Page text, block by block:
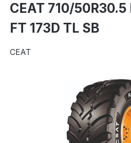
CEAT 710/50R30.5
FT 173D TL SB
CEAT
Bildergalerie überspringen